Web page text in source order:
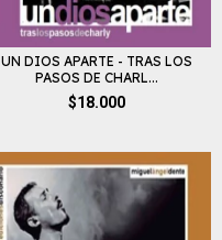
UN DIOS APARTE - TRAS LOS
PASOS DE CHARL...
$18.000